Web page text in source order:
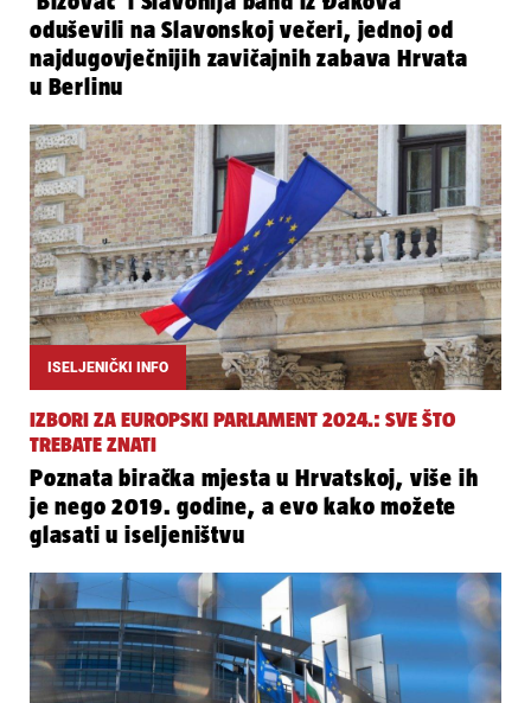
oduševili na Slavonskoj večeri, jednoj od
najdugovječnijih zavičajnih zabava Hrvata
u Berlinu
ISELJENIČKI INFO
IZBORI ZA EUROPSKI PARLAMENT 2024.: SVE ŠTO
TREBATE ZNATI
Poznata biračka mjesta u Hrvatskoj, više ih
je nego 2019. godine, a evo kako možete
glasati u iseljeništvu